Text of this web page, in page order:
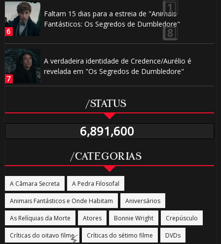
Faltam 15 dias para a estreia de "Animais
Fantásticos: Os Segredos de Dumbledore"
A verdadeira identidade de Credence/Aurélio é
revelada em "Os Segredos de Dumbledore"
/STATUS
6,891,600
/CATEGORIAS
A Câmara Secreta A Pedra Filosofal
Animais Fantásticos e Onde Habitam Aniversários
As Relíquias da Morte Atores Bonnie Wright Crepúsculo
Críticas do oitavo filme Críticas do sétimo filme DVDs
🎂
🎈
🎂